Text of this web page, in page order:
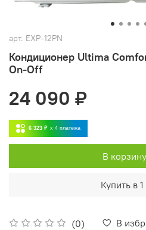
арт. EXP-12PN
Кондиционер Ultima
On-Off
(0)
В
24 090 ₽
6 323 ₽ x 4 платежа
В корзину
Купить в